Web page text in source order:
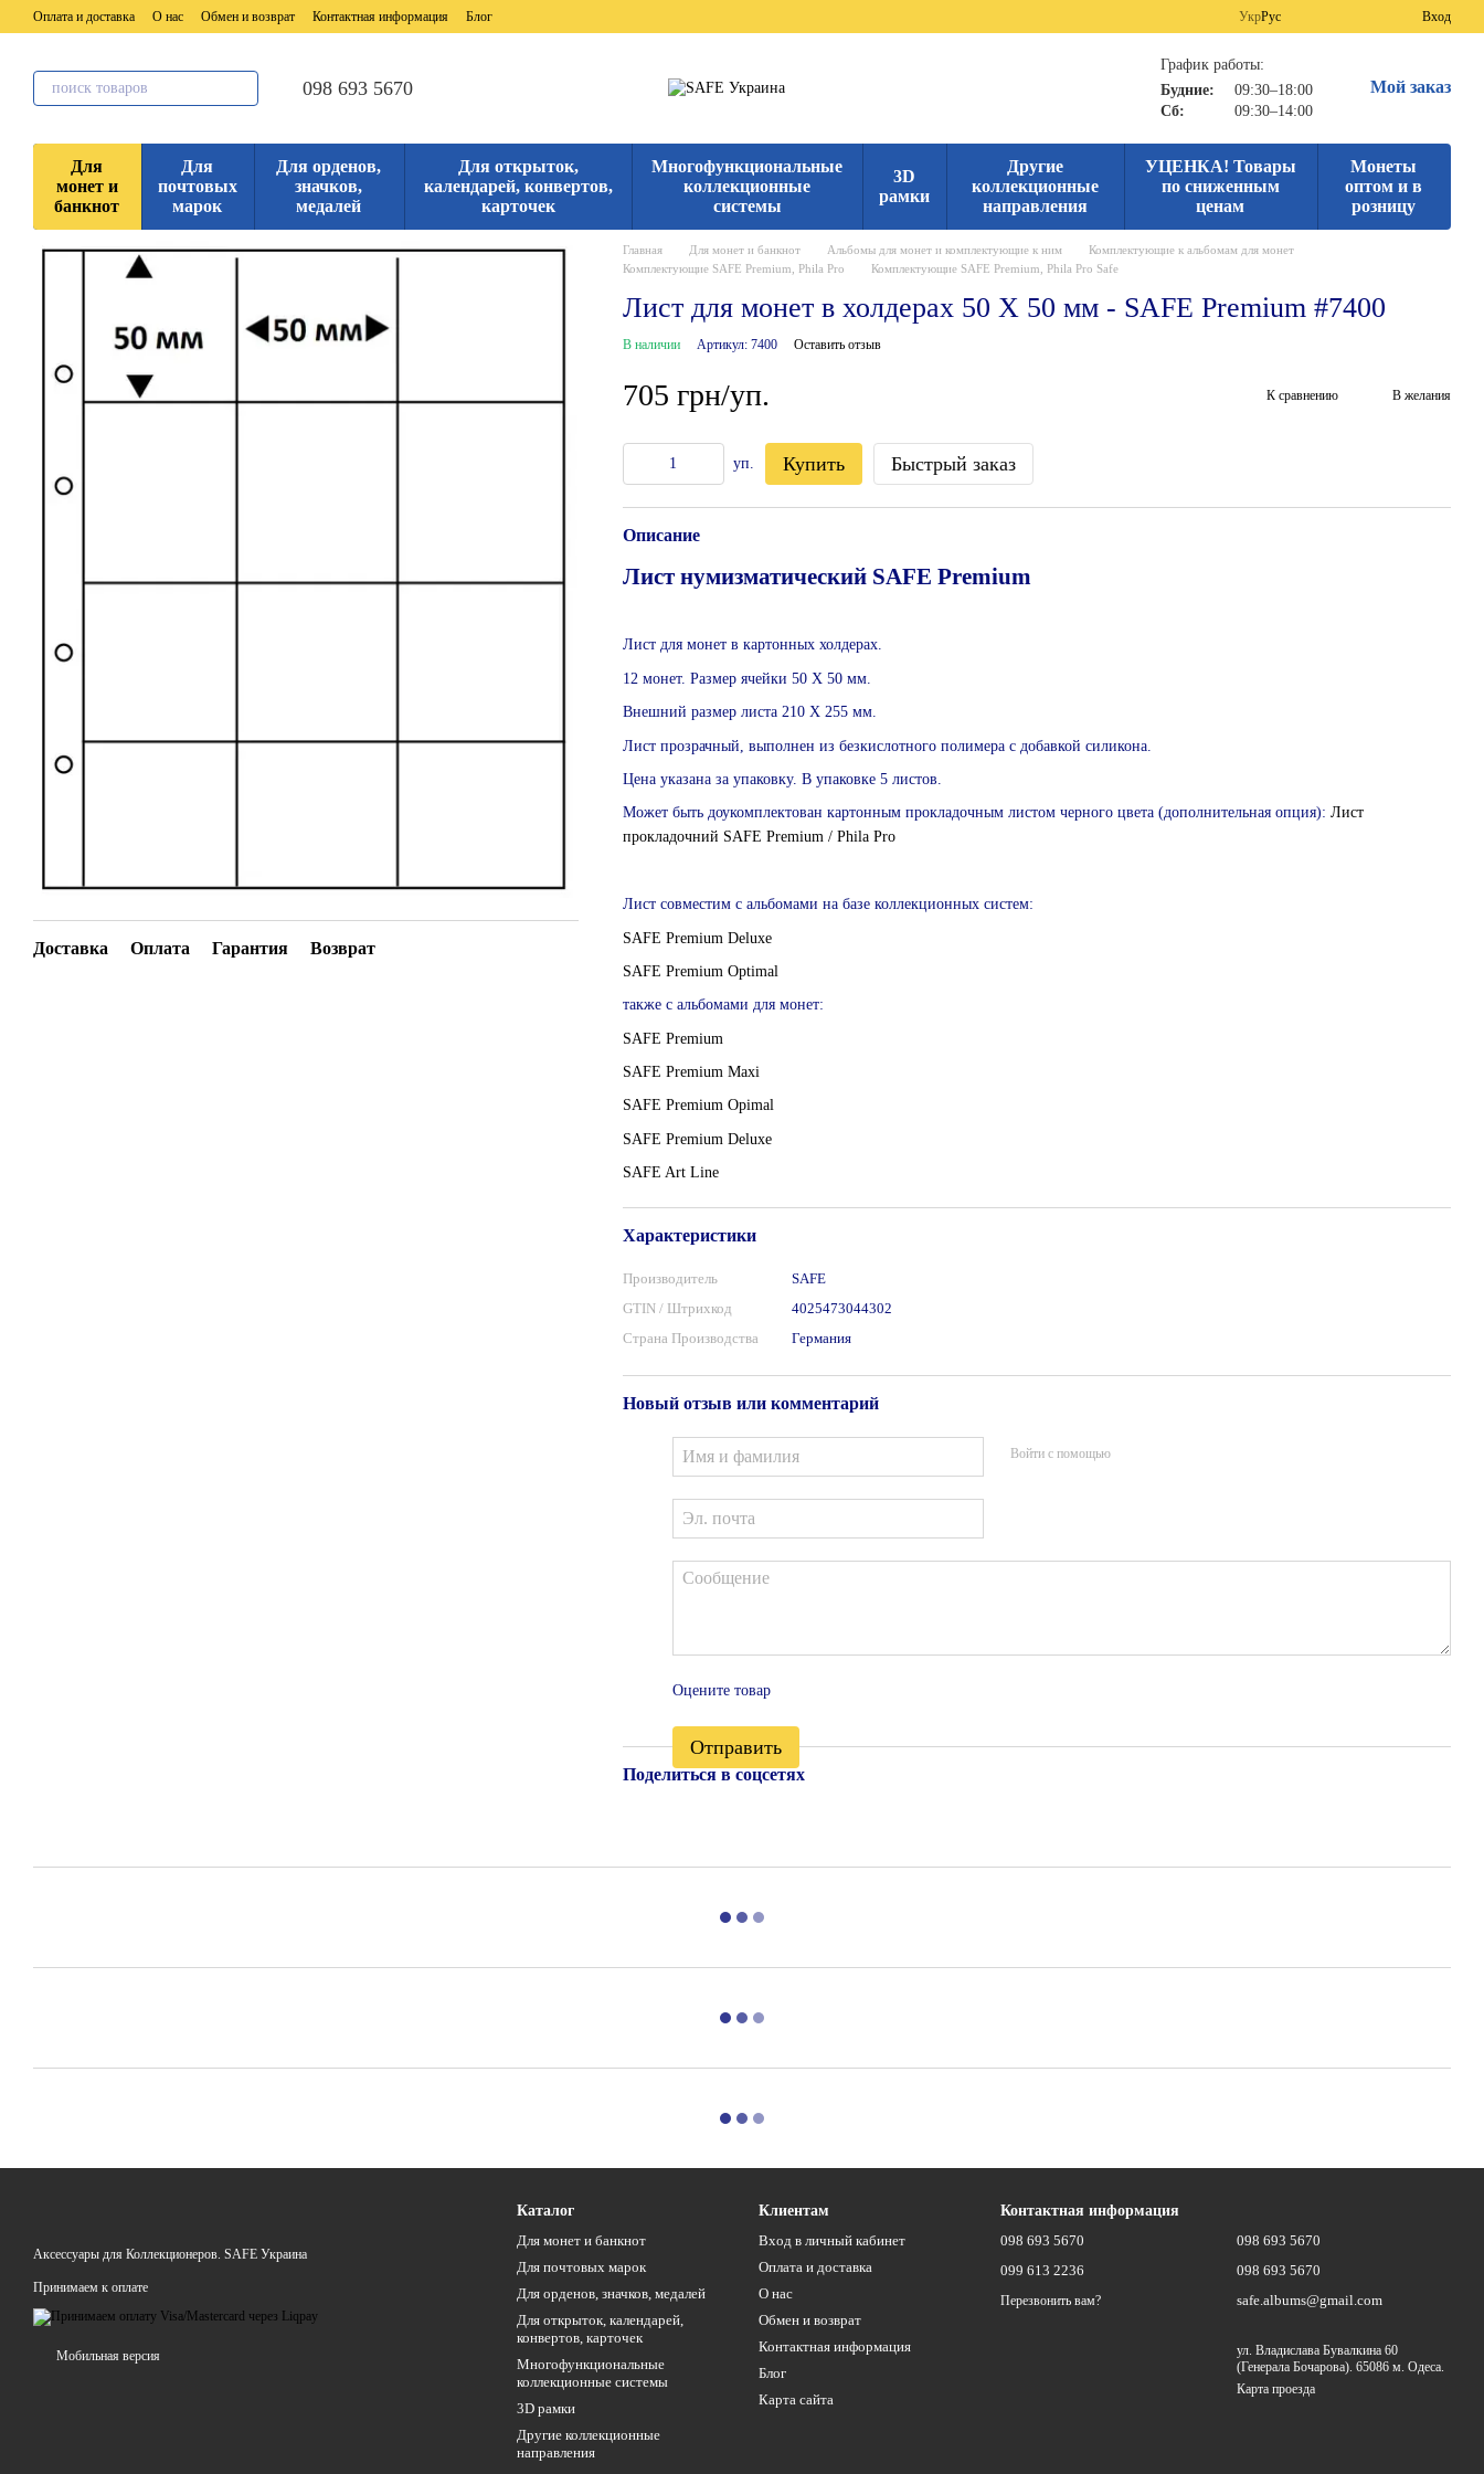
Перейти к основному контенту
Оплата и доставка О нас Обмен и возврат Контактная информация Блог УкрРус Вход
098 693 5670
График работы:
Будние:
09:30–18:00
Сб:
09:30–14:00
Мой заказ
Для
монет и
банкнот
Для
почтовых
марок
Для орденов,
значков,
медалей
Для открыток,
календарей, конвертов,
карточек
Многофункциональные
коллекционные
системы
3D
рамки
Другие
коллекционные
направления
УЦЕНКА! Товары
по сниженным
ценам
Монеты
оптом и в
розницу
Доставка Оплата Гарантия Возврат
Главная Для монет и банкнот Альбомы для монет и комплектующие к ним
Комплектующие к альбомам для монет
Комплектующие SAFE Premium, Phila Pro
Комплектующие SAFE Premium, Phila Pro Safe
Лист для монет в холдерах 50 Х 50 мм - SAFE Premium #7400
В наличии Артикул: 7400 Оставить отзыв
705 грн/уп. К сравнению В желания
уп. Купить Быстрый заказ
Описание
Лист нумизматический SAFE Premium
Лист для монет в картонных холдерах.
12 монет. Размер ячейки 50 Х 50 мм.
Внешний размер листа 210 Х 255 мм.
Лист прозрачный, выполнен из безкислотного полимера с добавкой силикона.
Цена указана за упаковку. В упаковке 5 листов.
Может быть доукомплектован картонным прокладочным листом черного цвета (дополнительная опция): Лист
прокладочний SAFE Premium / Phila Pro
Лист совместим с альбомами на базе коллекционных систем:
SAFE Premium Deluxe
SAFE Premium Optimal
также с альбомами для монет:
SAFE Premium
SAFE Premium Maxi
SAFE Premium Opimal
SAFE Premium Deluxe
SAFE Art Line
Характеристики
Производитель
SAFE
GTIN / Штрихкод
4025473044302
Страна Производства
Германия
Новый отзыв или комментарий
Войти с помощью
Оцените товар
Отправить
Поделиться в соцсетях
Аксессуары для Коллекционеров. SAFE Украина
Принимаем к оплате
Мобильная версия
Каталог
Для монет и банкнот
Для почтовых марок
Для орденов, значков, медалей
Для открыток, календарей,
конвертов, карточек
Многофункциональные
коллекционные системы
3D рамки
Другие коллекционные
направления
Клиентам
Вход в личный кабинет
Оплата и доставка
О нас
Обмен и возврат
Контактная информация
Блог
Карта сайта
Контактная информация
098 693 5670
099 613 2236
Перезвонить вам?
098 693 5670
098 693 5670
safe.albums@gmail.com
ул. Владислава Бувалкина 60
(Генерала Бочарова). 65086 м. Одеса.
Карта проезда